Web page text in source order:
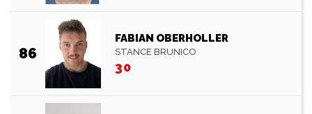
86
FABIAN OBERHOLLER
STANCE BRUNICO
30